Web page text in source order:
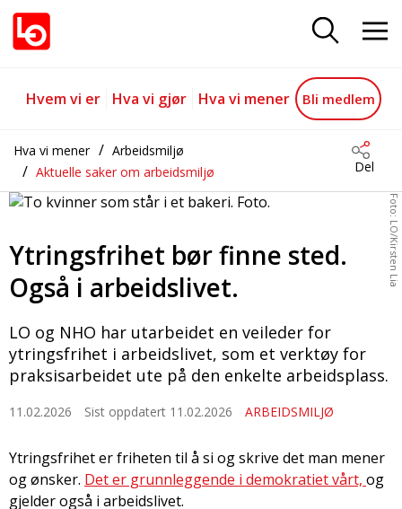
Veileder om ytringsfrihet i
Gå til hovedinnhold
Gå til navigasjon
Hvem vi er Hva vi gjør Hva vi mener Bli medlem
Hva vi mener
Arbeidsmiljø
Aktuelle saker om arbeidsmiljø
Del
Foto: LO/Kirsten Lia
Ytringsfrihet bør finne sted.
Også i arbeidslivet.
LO og NHO har utarbeidet en veileder for
ytringsfrihet i arbeidslivet, som et verktøy for
praksisarbeidet ute på den enkelte arbeidsplass.
11.02.2026 Sist oppdatert 11.02.2026 ARBEIDSMILJØ
Ytringsfrihet er friheten til å si og skrive det man mener
og ønsker. Det er grunnleggende i demokratiet vårt, og
gjelder også i arbeidslivet.